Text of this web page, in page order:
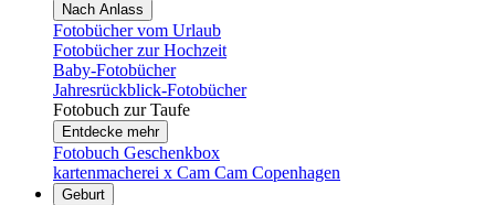
Nach Anlass
Fotobücher vom Urlaub
Fotobücher zur Hochzeit
Baby-Fotobücher
Jahresrückblick-Fotobücher
Fotobuch zur Taufe
Entdecke mehr
Fotobuch Geschenkbox
kartenmacherei x Cam Cam Copenhagen
Geburt